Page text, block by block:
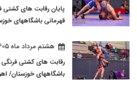
پایان رقابت های کشتی
قهرمانی باشگاههای
هشتم مرداد ماه 1405
رقابت های کشتی فرنگی
باشگاههای خوزستان/